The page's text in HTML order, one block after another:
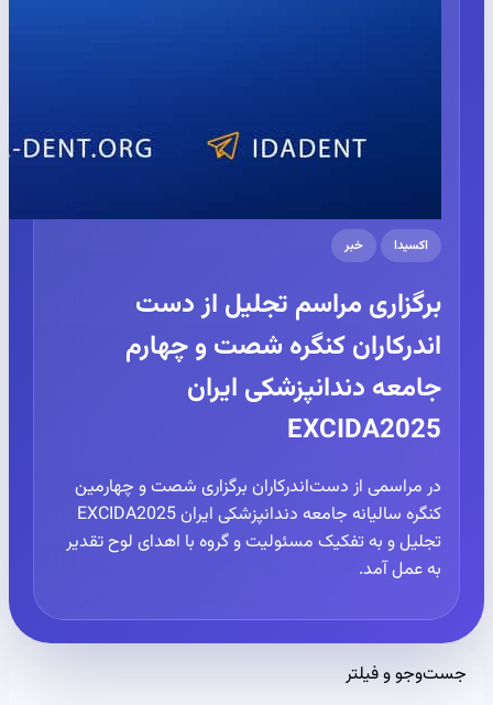
اکسیدا خبر
برگزاری مراسم تجلیل از دست
اندرکاران کنگره شصت و چهارم
جامعه دندانپزشکی ایران
EXCIDA2025
در مراسمی از دست‌اندرکاران برگزاری شصت و چهارمین
کنگره سالیانه جامعه دندانپزشکی ایران EXCIDA2025
تجلیل و به تفکیک مسئولیت و گروه با اهدای لوح تقدیر
به عمل آمد.
جست‌وجو و فیلتر